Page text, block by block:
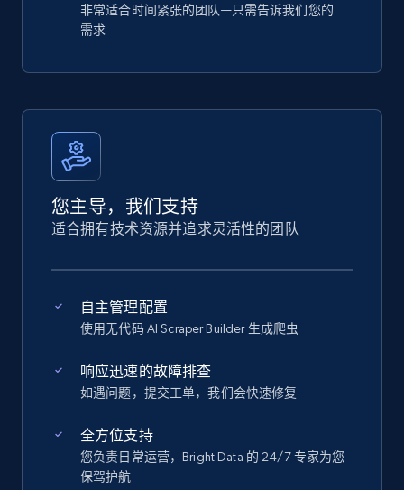
非常适合时间紧张的团队—只需告诉我们您的
需求
您主导，我们支持
适合拥有技术资源并追求灵活性的团队
自主管理配置
使用无代码 AI Scraper Builder 生成爬虫
响应迅速的故障排查
如遇问题，提交工单，我们会快速修复
全方位支持
您负责日常运营，Bright Data 的 24/7 专家为您
保驾护航